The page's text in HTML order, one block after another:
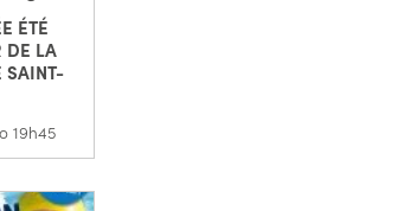
ÉTÉ
DE LA
SAINT-
19h45